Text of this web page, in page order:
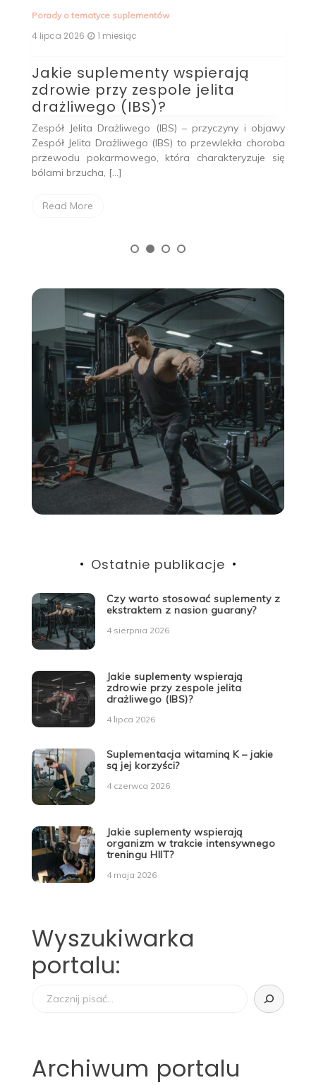
Porady o tematyce suplementów
4 lipca 2026 1 miesiąc
Jakie suplementy wspierają
zdrowie przy zespole jelita
drażliwego (IBS)?
Zespół Jelita Drażliwego (IBS) – przyczyny i objawy
Zespół Jelita Drażliwego (IBS) to przewlekła choroba
przewodu pokarmowego, która charakteryzuje się
bólami brzucha, […]
Read More
Ostatnie publikacje
Czy warto stosować suplementy z
ekstraktem z nasion guarany?
4 sierpnia 2026
Jakie suplementy wspierają
zdrowie przy zespole jelita
drażliwego (IBS)?
4 lipca 2026
Suplementacja witaminą K – jakie
są jej korzyści?
4 czerwca 2026
Jakie suplementy wspierają
organizm w trakcie intensywnego
treningu HIIT?
4 maja 2026
Wyszukiwarka
portalu:
Archiwum portalu